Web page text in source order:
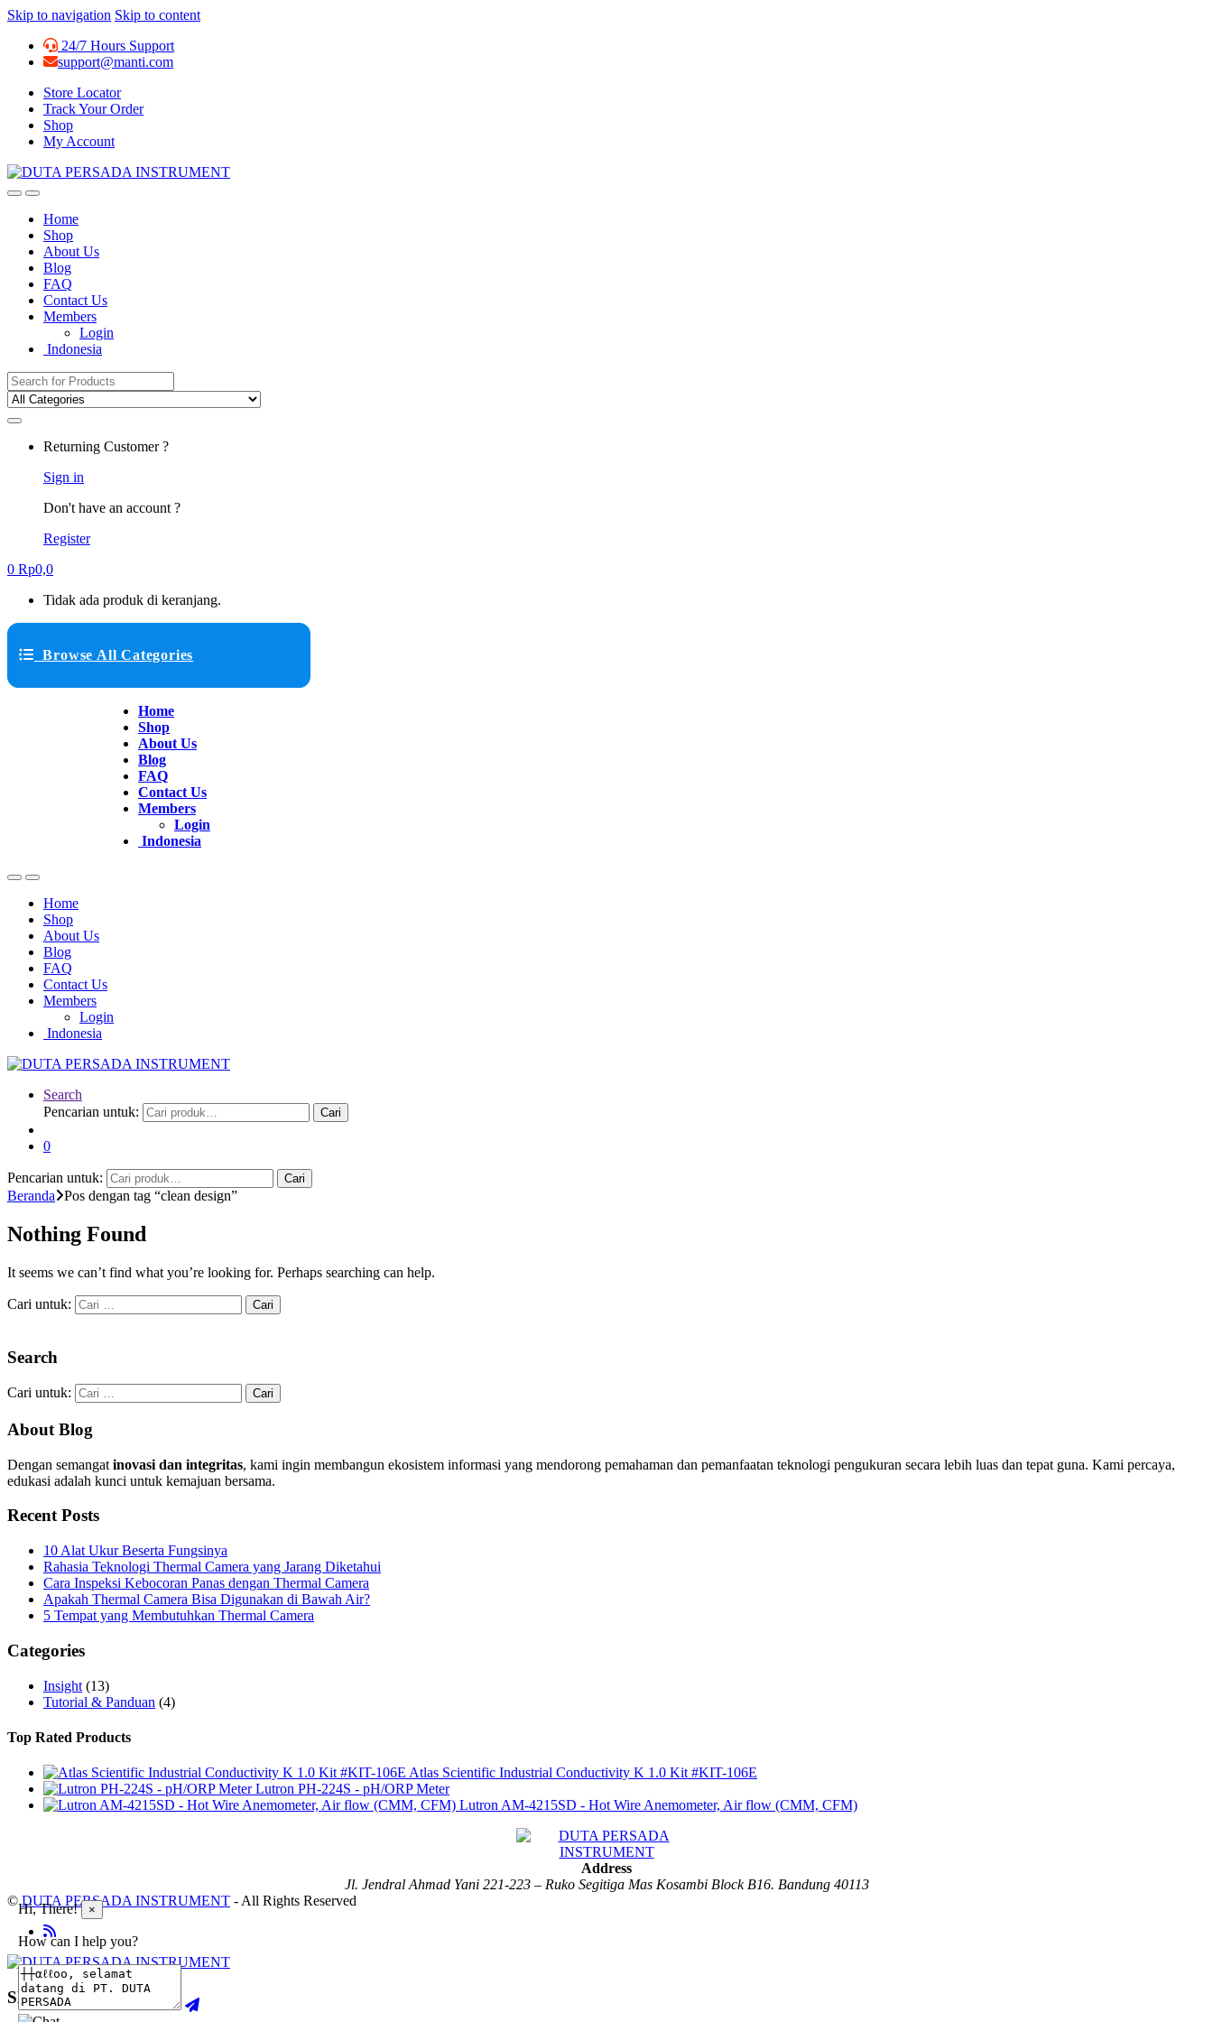
Skip to navigation Skip to content
24/7 Hours Support
support@manti.com
Store Locator
Track Your Order
Shop
My Account
Home
Shop
About Us
Blog
FAQ
Contact Us
Members
Login
Indonesia
Search for:
Returning Customer ?
Sign in
Don't have an account ?
Register
0 Rp0,0
Tidak ada produk di keranjang.
Browse All Categories
Home
Shop
About Us
Blog
FAQ
Contact Us
Members
Login
Indonesia
Home
Shop
About Us
Blog
FAQ
Contact Us
Members
Login
Indonesia
Search
Pencarian untuk:
Cari
0
Pencarian untuk: Cari
Beranda Pos dengan tag “clean design”
Nothing Found
It seems we can’t find what you’re looking for. Perhaps searching can help.
Cari untuk:
Search
Cari untuk:
About Blog
Dengan semangat inovasi dan integritas, kami ingin membangun ekosistem informasi yang mendorong pemahaman dan pemanfaatan teknologi pengukuran secara lebih luas dan tepat guna. Kami percaya,
edukasi adalah kunci untuk kemajuan bersama.
Recent Posts
10 Alat Ukur Beserta Fungsinya
Rahasia Teknologi Thermal Camera yang Jarang Diketahui
Cara Inspeksi Kebocoran Panas dengan Thermal Camera
Apakah Thermal Camera Bisa Digunakan di Bawah Air?
5 Tempat yang Membutuhkan Thermal Camera
Categories
Insight (13)
Tutorial & Panduan (4)
Top Rated Products
Atlas Scientific Industrial Conductivity K 1.0 Kit #KIT-106E
Lutron PH-224S - pH/ORP Meter
Lutron AM-4215SD - Hot Wire Anemometer, Air flow (CMM, CFM)
Address
Jl. Jendral Ahmad Yani 221-223 – Ruko Segitiga Mas Kosambi Block B16. Bandung 40113
©DUTA PERSADA INSTRUMENT - All Rights Reserved
SHOPPING CART
Hi, There! ×
How can I help you?